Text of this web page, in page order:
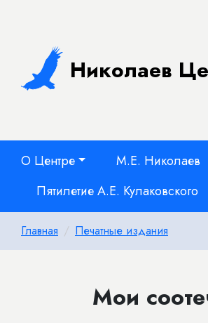
Николаев
О Центре М.Е. Николаев
Пятилетие А.Е. Кулаковского
Главная Печатные издания
Мои